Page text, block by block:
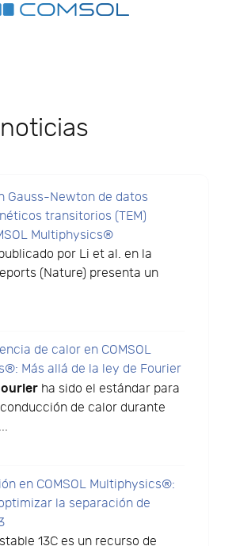
Gauss-Newton de datos
transitorios (TEM)
Multiphysics®
por Li et al. en la
(Nature) presenta un
de calor en COMSOL
Más allá de la ley de Fourier
ha sido el estándar para
de calor durante
en COMSOL Multiphysics®:
la separación de
13C es un recurso de